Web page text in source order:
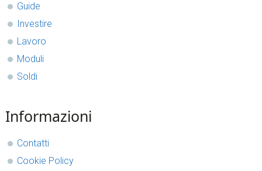
Guide
Investire
Lavoro
Moduli
Soldi
Informazioni
Contatti
Cookie Policy